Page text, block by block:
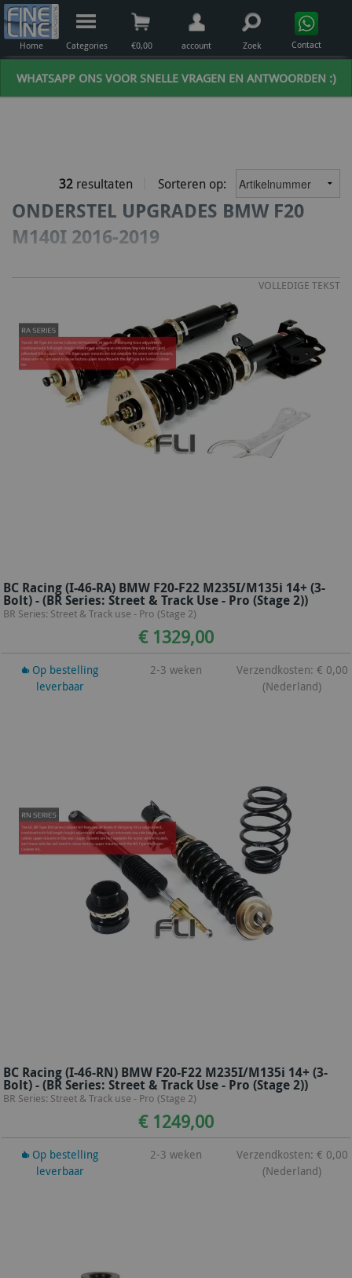
WHATSAPP ONS VOOR SNELLE VRAGEN EN ANTWOORDEN :)
Home Categories €0,00 account Zoek Contact
32 resultaten Sorteren op:
ONDERSTEL UPGRADES BMW F20
M140I 2016-2019
VOLLEDIGE TEKST
BC Racing (I-46-RA) BMW F20-F22 M235I/M135i 14+ (3-
Bolt) - (BR Series: Street & Track Use - Pro (Stage 2))
BR Series: Street & Track use - Pro (Stage 2)
€ 1329,00
Op bestelling
leverbaar
2-3 weken
Verzendkosten: € 0,00
(Nederland)
BC Racing (I-46-RN) BMW F20-F22 M235I/M135i 14+ (3-
Bolt) - (BR Series: Street & Track Use - Pro (Stage 2))
BR Series: Street & Track use - Pro (Stage 2)
€ 1249,00
Op bestelling
leverbaar
2-3 weken
Verzendkosten: € 0,00
(Nederland)